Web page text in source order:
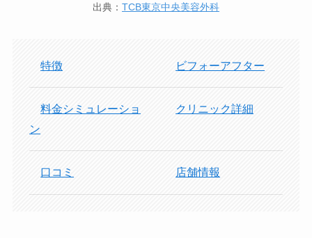
出典： TCB東京中央美容外科
特徴 ビフォーアフター
料金シミュレーショ
ン
クリニック詳細
口コミ 店舗情報